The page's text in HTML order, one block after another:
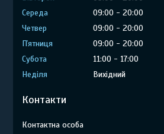
Середа
09:00
20:00
Четвер
09:00
20:00
Пʼятниця
09:00
20:00
Субота
11:00
17:00
Неділя
Вихідний
Контакти